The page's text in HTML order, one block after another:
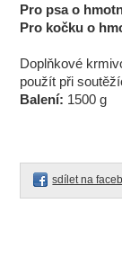
Pro psa o
Pro kočku o
Doplňkové
použít při
Balení: 1500 g
sdílet na